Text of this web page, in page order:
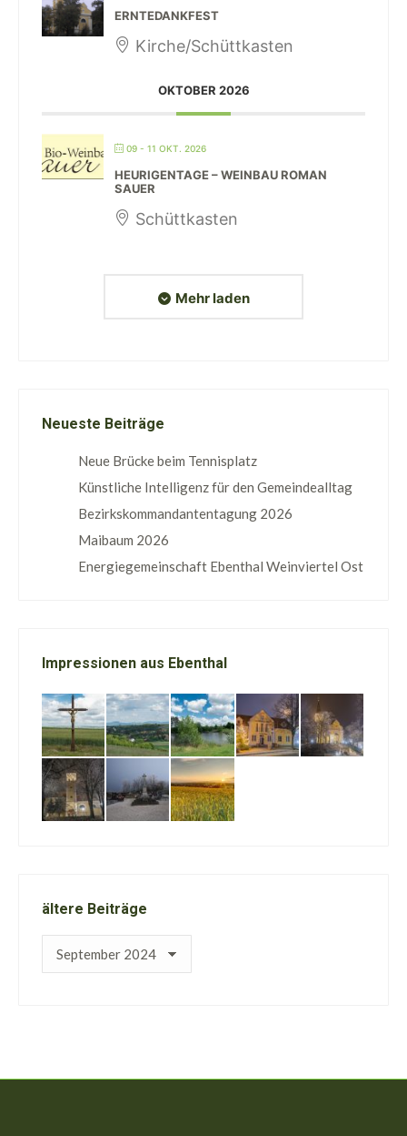
ERNTEDANKFEST
Kirche/Schüttkasten
OKTOBER 2026
09 - 11 OKT. 2026
HEURIGENTAGE – WEINBAU ROMAN
SAUER
Schüttkasten
Mehr laden
Neueste Beiträge
Neue Brücke beim Tennisplatz
Künstliche Intelligenz für den Gemeindealltag
Bezirkskommandantentagung 2026
Maibaum 2026
Energiegemeinschaft Ebenthal Weinviertel Ost
Impressionen aus Ebenthal
ältere Beiträge
ältere